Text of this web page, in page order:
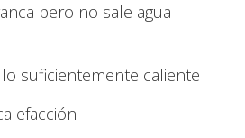
pero no sale agua
suficientemente caliente